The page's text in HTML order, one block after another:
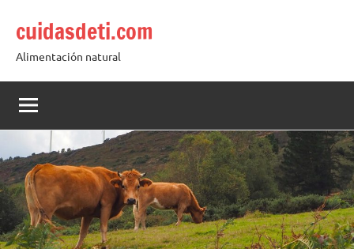
contenido
cuidasdeti.com
Alimentación natural